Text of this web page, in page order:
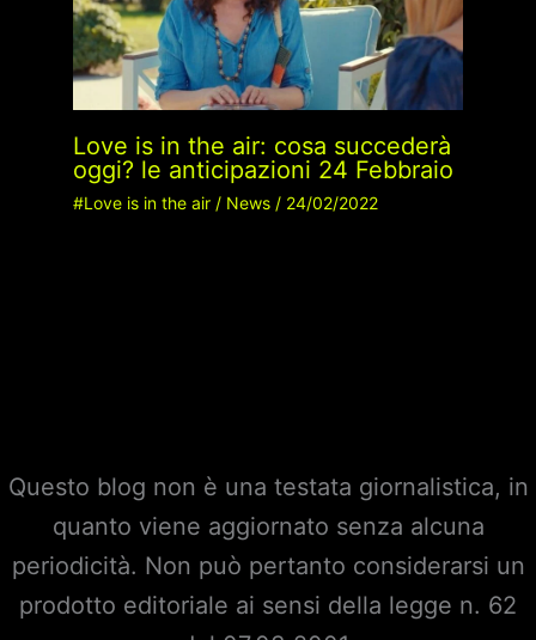
Love is in the air: cosa succederà
oggi? le anticipazioni 24 Febbraio
#Love is in the air/ News/ 24/02/2022
Questo blog non è una testata giornalistica, in
quanto viene aggiornato senza alcuna
periodicità. Non può pertanto considerarsi un
prodotto editoriale ai sensi della legge n. 62